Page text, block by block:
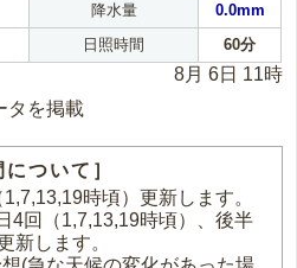
降水量
0.0mm
日照時間 60分
8月 6日 11時
タを掲載
ついて］
時頃）更新します。
4回（1,7,13,19時頃）、後半
新します。